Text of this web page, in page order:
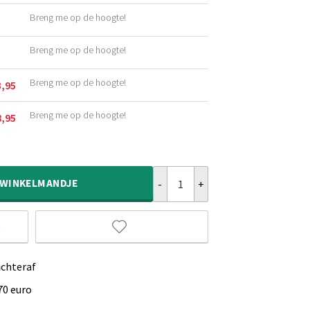
Breng me op de hoogte!
Breng me op de hoogte!
Breng me op de hoogte!
Breng me op de hoogte!
WINKELMANDJE
euro